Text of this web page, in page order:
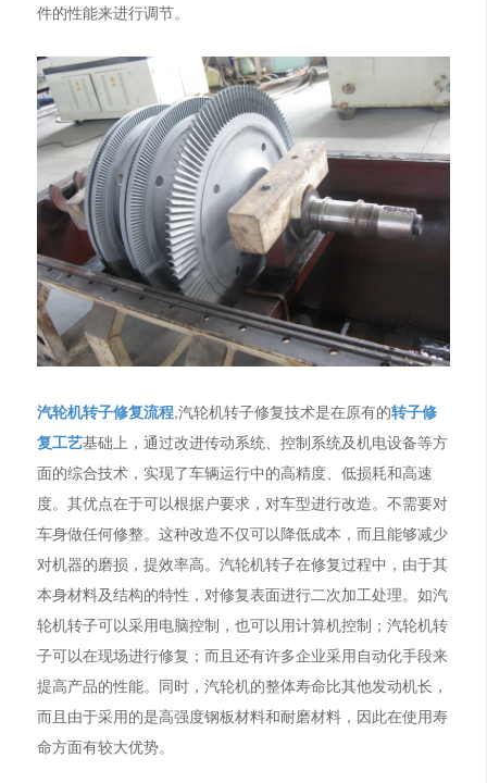
件的性能来进行调节。
汽轮机转子修复流程,汽轮机转子修复技术是在原有的转子修
复工艺基础上，通过改进传动系统、控制系统及机电设备等方
面的综合技术，实现了车辆运行中的高精度、低损耗和高速
度。其优点在于可以根据户要求，对车型进行改造。不需要对
车身做任何修整。这种改造不仅可以降低成本，而且能够减少
对机器的磨损，提效率高。汽轮机转子在修复过程中，由于其
本身材料及结构的特性，对修复表面进行二次加工处理。如汽
轮机转子可以采用电脑控制，也可以用计算机控制；汽轮机转
子可以在现场进行修复；而且还有许多企业采用自动化手段来
提高产品的性能。同时，汽轮机的整体寿命比其他发动机长，
而且由于采用的是高强度钢板材料和耐磨材料，因此在使用寿
命方面有较大优势。